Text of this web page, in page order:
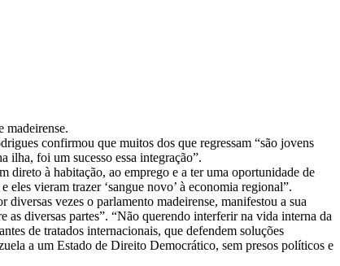
madeirense.
confirmou que muitos dos que regressam “são jovens
ilha, foi um sucesso essa integração”.
direto à habitação, ao emprego e a ter uma oportunidade de
vieram trazer ‘sangue novo’ à economia regional”.
vezes o parlamento madeirense, manifestou a sua
as diversas partes”. “Não querendo interferir na vida interna da
de tratados internacionais, que defendem soluções
a um Estado de Direito Democrático, sem presos políticos e